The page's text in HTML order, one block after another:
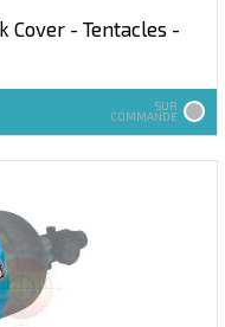
Cover - Tentacles -
SUR
COMMANDE